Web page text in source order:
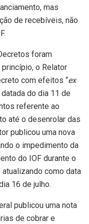
mas
de recebíveis, não
foram
o Relator
com efeitos “ex
do dia 11 de
referente ao
até o desenrolar das
publicou uma nova
o impedimento da
do IOF durante o
como data
16 de julho.
publicou uma nota
de cobrar e